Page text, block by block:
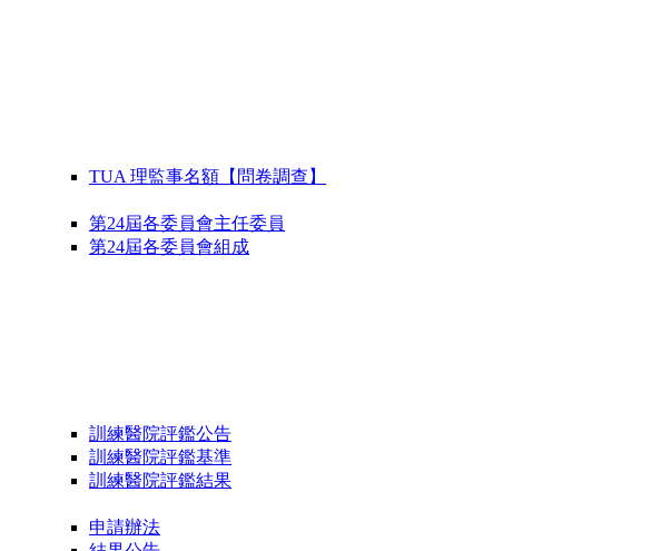
TUA 理監事名額【問卷調查】
第24屆各委員會主任委員
第24屆各委員會組成
訓練醫院評鑑公告
訓練醫院評鑑基準
訓練醫院評鑑結果
申請辦法